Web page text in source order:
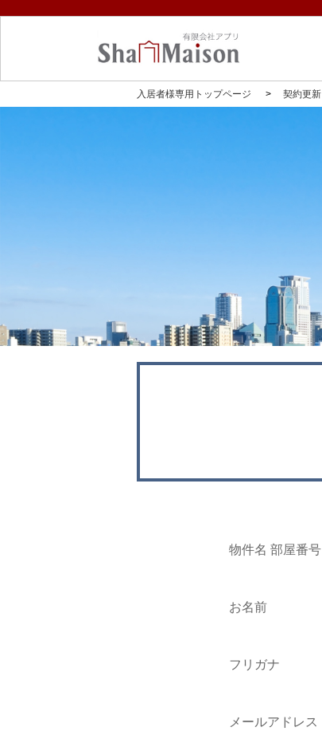
入居者様専用トップページ 契約更新
物件名 部屋番号
お名前
フリガナ
メールアドレス